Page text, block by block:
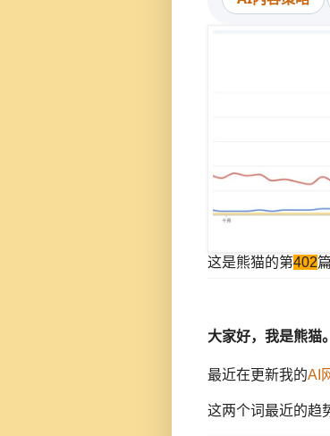
这是熊猫的第402
大家好，我是熊猫。
最近在更新我的AI
这两个词最近的趋